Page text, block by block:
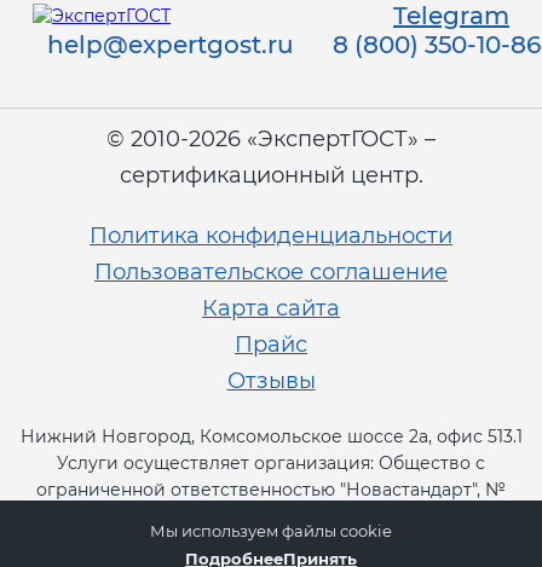
Telegram
help@expertgost.ru
8 (800) 350-10-86
© 2010-2026 «ЭкспертГОСТ» –
сертификационный центр.
Политика конфиденциальности
Пользовательское соглашение
Карта сайта
Прайс
Отзывы
Нижний Новгород, Комсомольское шоссе 2а, офис 513.1
Услуги осуществляет организация: Общество с
ограниченной ответственностью "Новастандарт", №
Мы используем файлы cookie
ПодробнееПринять